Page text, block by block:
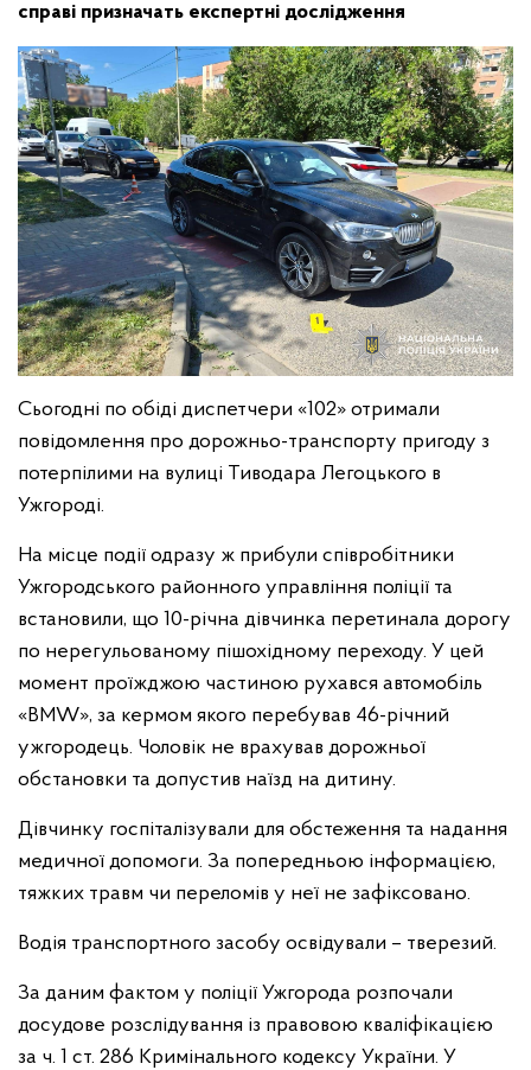
справі призначать експертні дослідження
Сьогодні по обіді диспетчери «102» отримали
повідомлення про дорожньо-транспорту пригоду з
потерпілими на вулиці Тиводара Легоцького в
Ужгороді.
На місце події одразу ж прибули співробітники
Ужгородського районного управління поліції та
встановили, що 10-річна дівчинка перетинала дорогу
по нерегульованому пішохідному переходу. У цей
момент проїжджою частиною рухався автомобіль
«BMW», за кермом якого перебував 46-річний
ужгородець. Чоловік не врахував дорожньої
обстановки та допустив наїзд на дитину.
Дівчинку госпіталізували для обстеження та надання
медичної допомоги. За попередньою інформацією,
тяжких травм чи переломів у неї не зафіксовано.
Водія транспортного засобу освідували – тверезий.
За даним фактом у поліції Ужгорода розпочали
досудове розслідування із правовою кваліфікацією
за ч. 1 ст. 286 Кримінального кодексу України. У